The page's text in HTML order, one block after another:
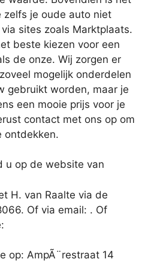
zelfs je oude auto niet
sites zoals Marktplaats.
beste kiezen voor een
de onze. Wij zorgen er
mogelijk onderdelen
gebruikt worden, maar je
een mooie prijs voor je
contact met ons op om
ontdekken.
u op de website van
H. van Raalte via de
Of via email: . Of
op: AmpÃ¨restraat 14